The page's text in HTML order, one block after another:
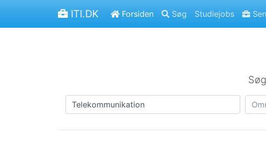
ITI.DK Forsiden Søg Studiejobs